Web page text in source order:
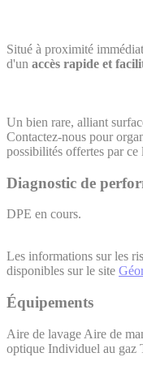
Situé à proximité
d'un accès rapide et
Un bien rare, alliant
Contactez-nous pour
possibilités offertes par ce
Diagnostic de
DPE en cours.
Les informations sur les
disponibles sur le site
Équipements
Aire de lavage Aire de
optique Individuel au gaz